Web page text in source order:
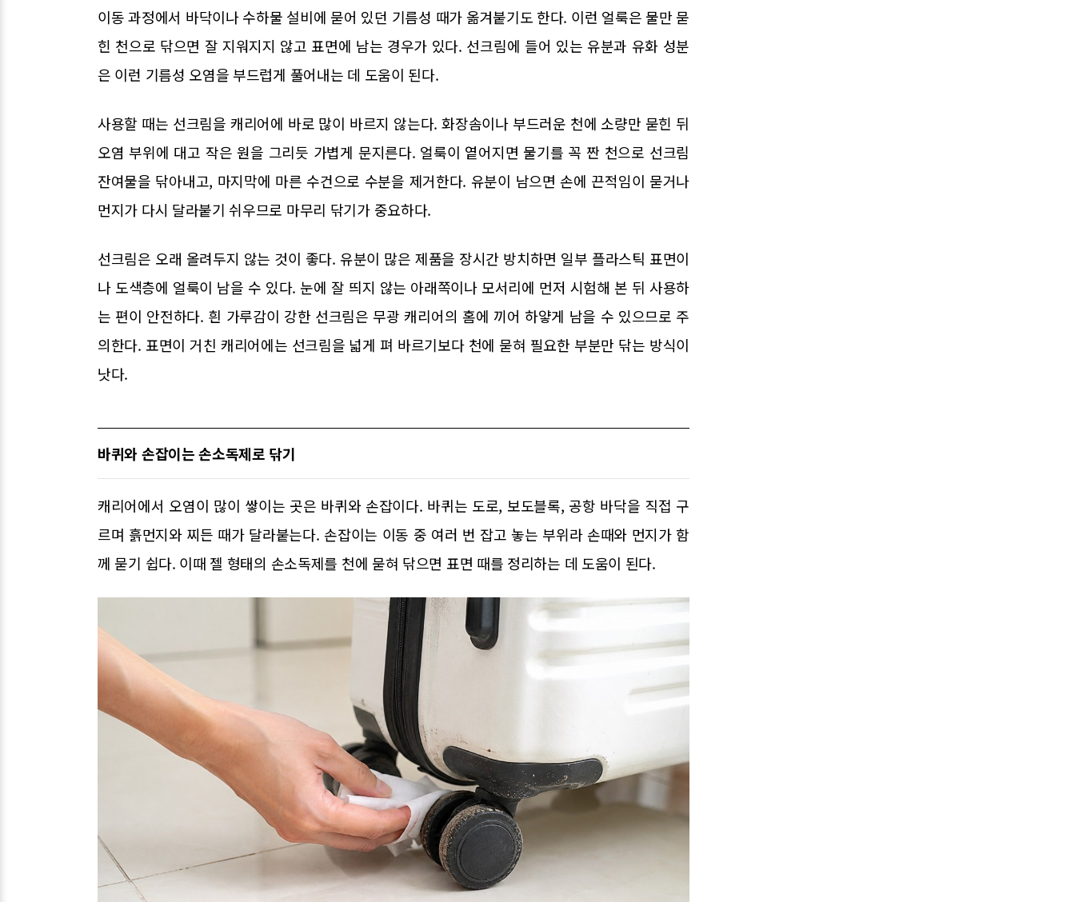
이동 과정에서 바닥이나 수하물 설비에 묻어 있던 기름성 때가 옮겨붙기도 한다. 이런 얼룩은 물만 묻
힌 천으로 닦으면 잘 지워지지 않고 표면에 남는 경우가 있다. 선크림에 들어 있는 유분과 유화 성분
은 이런 기름성 오염을 부드럽게 풀어내는 데 도움이 된다.
사용할 때는 선크림을 캐리어에 바로 많이 바르지 않는다. 화장솜이나 부드러운 천에 소량만 묻힌 뒤
오염 부위에 대고 작은 원을 그리듯 가볍게 문지른다. 얼룩이 옅어지면 물기를 꼭 짠 천으로 선크림
잔여물을 닦아내고, 마지막에 마른 수건으로 수분을 제거한다. 유분이 남으면 손에 끈적임이 묻거나
먼지가 다시 달라붙기 쉬우므로 마무리 닦기가 중요하다.
선크림은 오래 올려두지 않는 것이 좋다. 유분이 많은 제품을 장시간 방치하면 일부 플라스틱 표면이
나 도색층에 얼룩이 남을 수 있다. 눈에 잘 띄지 않는 아래쪽이나 모서리에 먼저 시험해 본 뒤 사용하
는 편이 안전하다. 흰 가루감이 강한 선크림은 무광 캐리어의 홈에 끼어 하얗게 남을 수 있으므로 주
의한다. 표면이 거친 캐리어에는 선크림을 넓게 펴 바르기보다 천에 묻혀 필요한 부분만 닦는 방식이
낫다.
바퀴와 손잡이는 손소독제로 닦기
캐리어에서 오염이 많이 쌓이는 곳은 바퀴와 손잡이다. 바퀴는 도로, 보도블록, 공항 바닥을 직접 구
르며 흙먼지와 찌든 때가 달라붙는다. 손잡이는 이동 중 여러 번 잡고 놓는 부위라 손때와 먼지가 함
께 묻기 쉽다. 이때 젤 형태의 손소독제를 천에 묻혀 닦으면 표면 때를 정리하는 데 도움이 된다.